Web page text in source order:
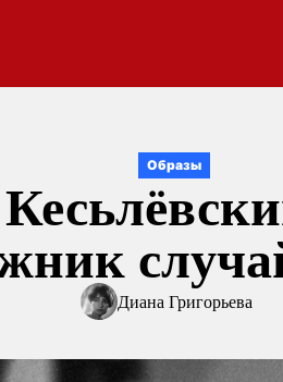
Образы
Диана Григорьева